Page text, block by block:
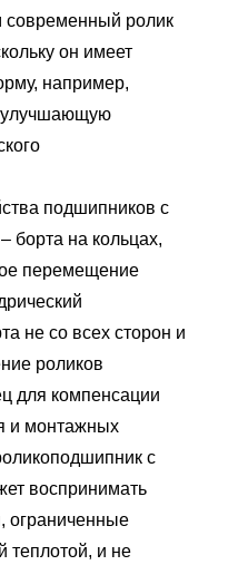
современный ролик
он имеет
например,
улучшающую
подшипников с
борта на кольцах,
перемещение
не со всех сторон и
роликов
для компенсации
и монтажных
с
воспринимать
ограниченные
теплотой, и не